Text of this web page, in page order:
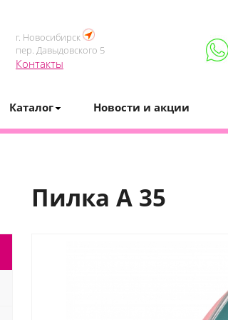
г. Новосибирск
пер. Давыдовского 5
Контакты
Каталог Новости и акции
Пилка А 35